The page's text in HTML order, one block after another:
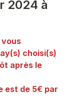
2024 à
vous
choisi(s)
après le
est de 5€ par